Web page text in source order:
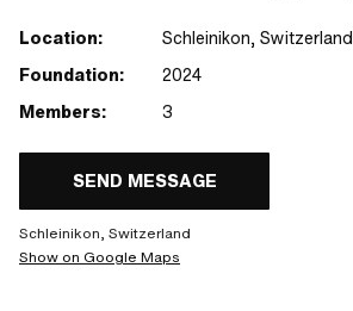
Location:
Schleinikon, Switzerland
Foundation:
2024
Members:
3
SEND MESSAGE
Schleinikon, Switzerland
Show on Google Maps